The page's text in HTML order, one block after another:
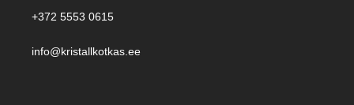
+372 5553 0615
info@kristallkotkas.ee